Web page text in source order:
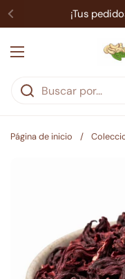
Ir al contenido ¡Tus
Abrir menú
Página de inicio /